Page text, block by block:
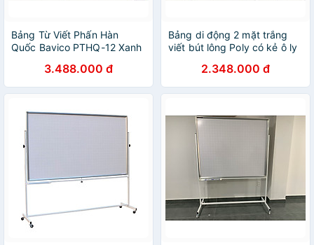
Bảng Từ Viết Phấn Hàn
Quốc Bavico PTHQ-12 Xanh
3.488.000 đ
Bảng di động 2 mặt trắng
viết bút lông Poly có kẻ ô ly
2.348.000 đ